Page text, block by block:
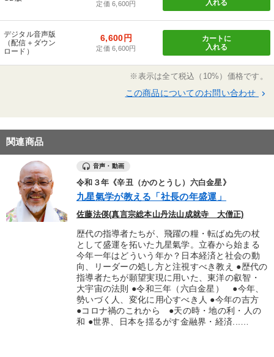
定価 6,600円
入れる
デジタル音声版
（配信＋ダウン
ロード）
6,600円
定価 6,600円
カートに
入れる
※表示は全て税込（10%）価格です。
この商品についてのお問い合わせ keyboard_arrow_right
関連商品
音声・動画
令和３年《辛丑（かのとうし）六白金星》
九星氣学が教える「社長の年盛運」
佐藤法偀(真言宗総本山丹法山成就寺 大僧正)
歴代の指導者たちが、飛躍の糧・転ばぬ先の杖
として盛運を拓いた九星氣学。立春から始まる
今年一年はどういう年か？日本経済と社会の動
向、リーダーの処し方と注視すべき教え ●歴代の
指導者たちが願望実現に用いた、東洋の叡智・
大宇宙の法則 ●令和三年（六白金星） ●今年、
勢いづく人、変化に用心すべき人 ●今年の吉方
●コロナ禍のこれから ●天の時・地の利・人の
和 ●世界、日本を揺るがす金融界・経済...…